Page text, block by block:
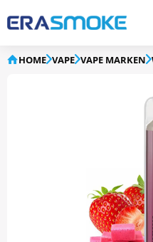
HOME VAPE VAPE MARKEN